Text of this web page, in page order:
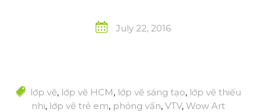
July 22, 2016
lớp vẽ, lớp vẽ HCM, lớp vẽ sáng tạo, lớp vẽ thiếu
nhi, lớp vẽ trẻ em, phỏng vấn, VTV, Wow Art